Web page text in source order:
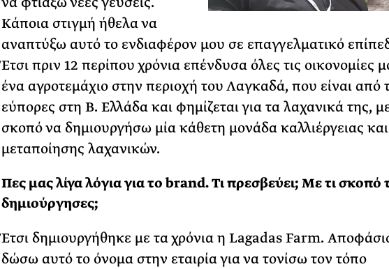
Κάποια στιγμή ήθελα να
αναπτύξω αυτό το ενδιαφέρον μου σε επαγγελματικό
Έτσι πριν 12 περίπου χρόνια επένδυσα όλες τις οικονομίες
ένα αγροτεμάχιο στην περιοχή του Λαγκαδά, που είναι από
εύπορες στη Β. Ελλάδα και φημίζεται για τα λαχανικά της,
σκοπό να δημιουργήσω μία κάθετη μονάδα καλλιέργειας και
μεταποίησης λαχανικών.
Πες μας λίγα λόγια για το brand. Τι πρεσβεύει; Με τι σκοπό
δημιούργησες;
Έτσι δημιουργήθηκε με τα χρόνια η Lagadas Farm.
δώσω αυτό το όνομα στην εταιρία για να τονίσω τον τόπο